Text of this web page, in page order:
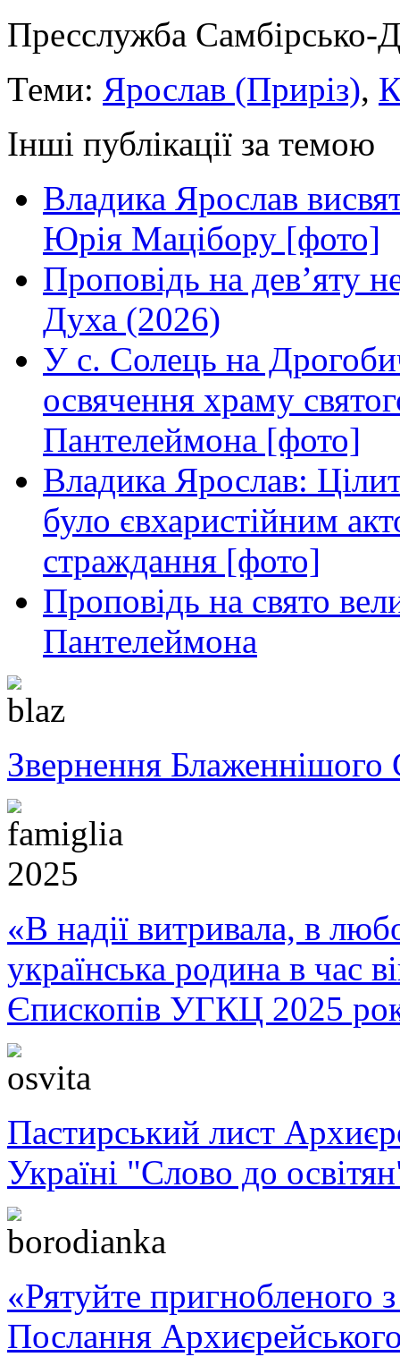
Пресслужба Самбірсько-
Теми: Ярослав (Приріз),
Інші публікації за темою
Владика Ярослав
Юрія Мацібору [фото]
Проповідь на дев’яту
Духа (2026)
У с. Солець на
освячення храму
Пантелеймона [фото]
Владика Ярослав:
було євхаристійним
страждання [фото]
Проповідь на свято
Пантелеймона
Звернення Блаженнішого
«В надії витривала, в
українська родина в час
Єпископів УГКЦ 2025
Пастирський лист
Україні "Слово до
«Рятуйте пригнобленого
Послання